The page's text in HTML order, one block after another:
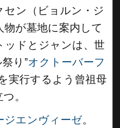
ン（ビョルン・ジ
が墓地に案内して
ッドとジャンは、世
り”オクトーバーフ
実行するよう曾祖母
。
ジエンヴィーゼ。